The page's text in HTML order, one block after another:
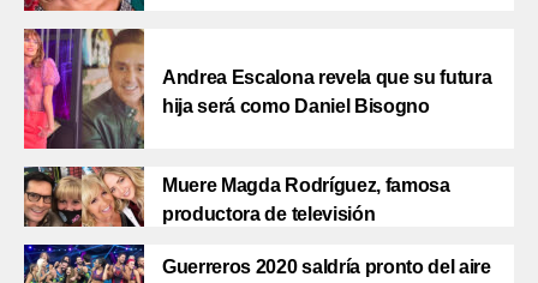
Andrea Escalona revela que su futura
hija será como Daniel Bisogno
Muere Magda Rodríguez, famosa
productora de televisión
Guerreros 2020 saldría pronto del aire